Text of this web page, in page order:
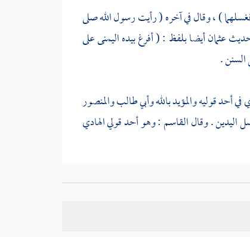
) ، وقال في آخره ( رأيت رسول الله صلى
عثمانأيضا بلفظ : ( أفرغ بيده اليمنى على
.
في أحد قوليهوالمؤيد باللهوأبي طالبوالمنصور
اليدين . وقالالقاسم: وهو أحد قوليالهادي
غسلهما قبل الوضوء ، وحديث الاستيقاظ
الكلام على ما هو الحق في الحديث الذي بعد